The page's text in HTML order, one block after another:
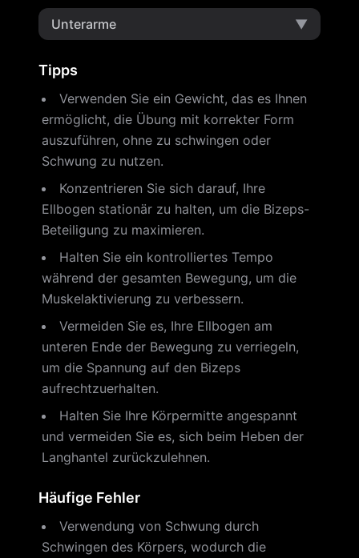
Unterarme
▼
Tipps
Verwenden Sie ein Gewicht, das es Ihnen
ermöglicht, die Übung mit korrekter Form
auszuführen, ohne zu schwingen oder
Schwung zu nutzen.
Konzentrieren Sie sich darauf, Ihre
Ellbogen stationär zu halten, um die Bizeps-
Beteiligung zu maximieren.
Halten Sie ein kontrolliertes Tempo
während der gesamten Bewegung, um die
Muskelaktivierung zu verbessern.
Vermeiden Sie es, Ihre Ellbogen am
unteren Ende der Bewegung zu verriegeln,
um die Spannung auf den Bizeps
aufrechtzuerhalten.
Halten Sie Ihre Körpermitte angespannt
und vermeiden Sie es, sich beim Heben der
Langhantel zurückzulehnen.
Häufige Fehler
Verwendung von Schwung durch
Schwingen des Körpers, wodurch die